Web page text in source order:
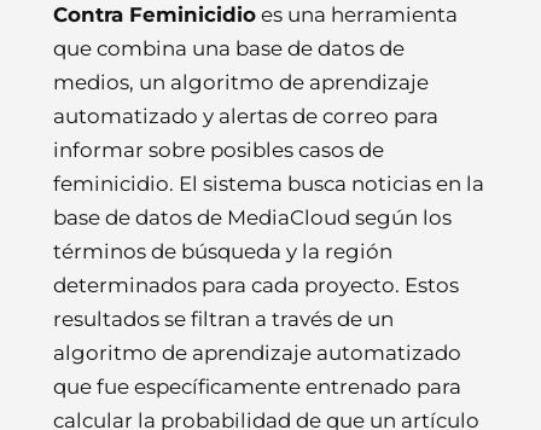
Contra Feminicidioes una herramienta
que combina una base de datos de
medios, un algoritmo de aprendizaje
automatizado y alertas de correo para
informar sobre posibles casos de
feminicidio. El sistema busca noticias en la
base de datos de MediaCloud según los
términos de búsqueda y la región
determinados para cada proyecto. Estos
resultados se filtran a través de un
algoritmo de aprendizaje automatizado
que fue específicamente entrenado para
calcular la probabilidad de que un artículo